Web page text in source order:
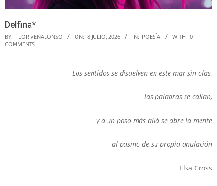
Delfina*
BY: FLOR VENALONSO ON: 8 JULIO, 2026 IN: POESÍA WITH: 0
COMMENTS
Los sentidos se disuelven en este mar sin olas,
las palabras se callan,
y a un paso más allá se abre la mente
al pasmo de su propia anulación
Elsa Cross